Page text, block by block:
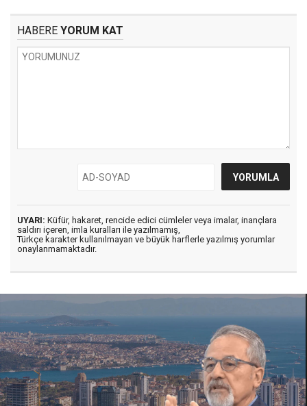
HABERE YORUM KAT
UYARI: Küfür, hakaret, rencide edici cümleler veya imalar, inançlara
saldırı içeren, imla kuralları ile yazılmamış,
Türkçe karakter kullanılmayan ve büyük harflerle yazılmış yorumlar
onaylanmamaktadır.